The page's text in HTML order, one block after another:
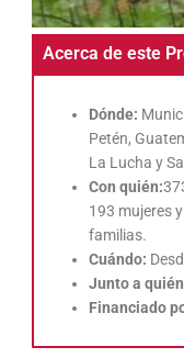
Acerca de este
Dónde:
Petén,
La Lucha y
Con quién:
193 mujeres
familias.
Cuándo:
Junto a
Financiado